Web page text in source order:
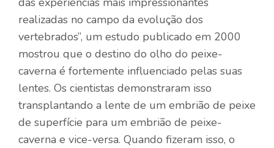
realizadas no campo da evolução dos
vertebrados”, um estudo publicado em 2000
mostrou que o destino do olho do peixe-
caverna é fortemente influenciado pelas suas
lentes. Os cientistas demonstraram isso
transplantando a lente de um embrião de peixe
de superfície para um embrião de peixe-
caverna e vice-versa. Quando fizeram isso, o